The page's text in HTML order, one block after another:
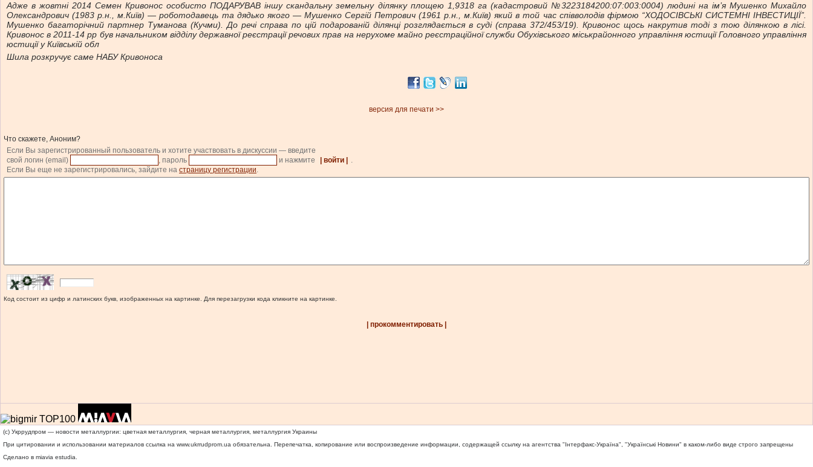
Адже в жовтні 2014 Семен Кривонос особисто ПОДАРУВАВ іншу скандальну земельну ділянку площею 1,9318 га (кадастровий №3223184200:07:003:0004) людині на ім’я Мушенко Михайло
Олександрович (1983 р.н., м.Київ) — роботодавець та дядько якого — Мушенко Сергій Петрович (1961 р.н., м.Київ) який в той час співволодів фірмою “ХОДОСІВСЬКІ СИСТЕМНІ ІНВЕСТИЦІЇ”.
Мушенко багаторічний партнер Туманова (Кучми). До речі справа по цій подарованій ділянці розглядається в суді (справа 372/453/19). Кривонос щось накрутив тоді з тою ділянкою в лісі.
Кривонос в 2011-14 рр був начальником відділу державної реєстрації речових прав на нерухоме майно реєстраційної служби Обухівського міськрайонного управління юстиції Головного управління
юстиції у Київській обл
Шила розкручує саме НАБУ Кривоноса
версия для печати >>
Что скажете, Аноним?
Если Вы зарегистрированный пользователь и хотите участвовать в дискуссии — введите
свой логин (email)
, пароль и нажмите | войти |
.
Если Вы еще не зарегистрировались, зайдите на страницу регистрации.
Код состоит из цифр и латинских букв, изображенных на картинке. Для перезагрузки кода кликните на картинке.
| прокомментировать |
(c) Укррудпром — новости металлургии: цветная металлургия, черная металлургия, металлургия Украины
При цитировании и использовании материалов ссылка на www.ukrrudprom.ua обязательна. Перепечатка, копирование или воспроизведение информации, содержащей ссылку на агентства "Iнтерфакс-Україна", "Українськi Новини" в каком-либо виде строго запрещены
Сделано в miavia estudia.